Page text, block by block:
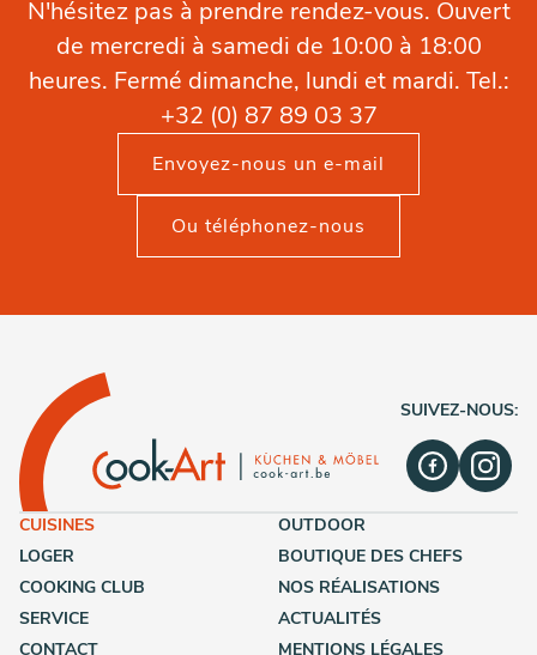
N'hésitez pas à prendre rendez-vous. Ouvert
de mercredi à samedi de 10:00 à 18:00
heures. Fermé dimanche, lundi et mardi. Tel.:
+32 (0) 87 89 03 37
Envoyez-nous un e-mail
Ou téléphonez-nous
SUIVEZ-NOUS:
CUISINES
OUTDOOR
LOGER
BOUTIQUE DES CHEFS
COOKING CLUB
NOS RÉALISATIONS
SERVICE
ACTUALITÉS
CONTACT
MENTIONS LÉGALES